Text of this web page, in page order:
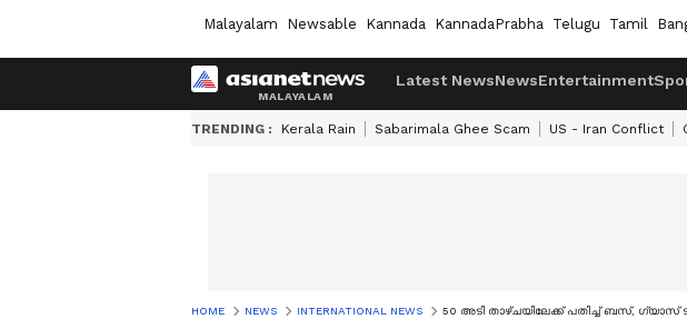
Malayalam Newsable Kannada KannadaPrabha Telugu Tamil
Latest NewsNewsEntertainment
TRENDING : Kerala Rain Sabarimala Ghee Scam US - Iran Conflict
HOME NEWS INTERNATIONAL NEWS 50 അടി താഴ്ചയിലേക്ക് പതിച്ച് ബസ്, ഗ്യാസ്